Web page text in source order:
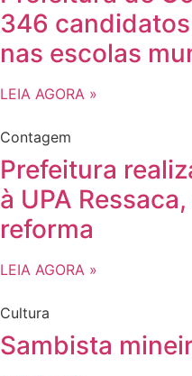
346
nas escolas
LEIA AGORA »
Contagem
Prefeitura
à UPA
reforma
LEIA AGORA »
Cultura
Sambista